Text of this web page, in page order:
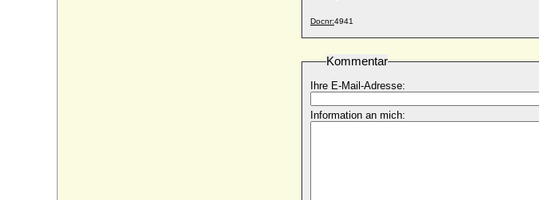
Docnr:4941
Kommentar
Ihre E-Mail-Adresse:
Information an mich: